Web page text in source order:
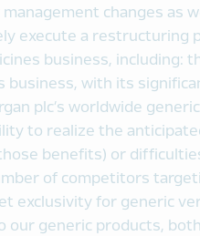
changes as
execute a restructuring
business, including:
business, with its
plc’s worldwide
to realize the
benefits) or
of competitors
exclusivity for generic
our generic products,